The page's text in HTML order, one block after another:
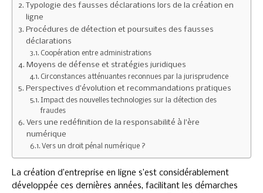
Typologie des fausses déclarations lors de la création en
ligne
Procédures de détection et poursuites des fausses
déclarations
Coopération entre administrations
Moyens de défense et stratégies juridiques
Circonstances atténuantes reconnues par la jurisprudence
Perspectives d’évolution et recommandations pratiques
Impact des nouvelles technologies sur la détection des
fraudes
Vers une redéfinition de la responsabilité à l’ère
numérique
Vers un droit pénal numérique ?
La création d’entreprise en ligne s’est considérablement
développée ces dernières années, facilitant les démarches